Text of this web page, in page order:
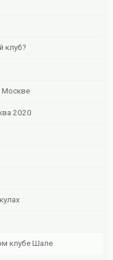
клуб?
Москве
2020
клубе Шале